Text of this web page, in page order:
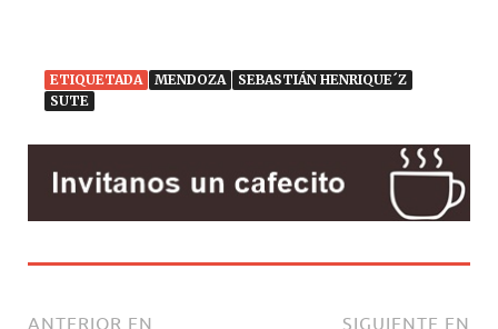
ETIQUETADA MENDOZA
SEBASTIÁN HENRIQUE´Z
SUTE
ANTERIOR EN
SIGUIENTE EN